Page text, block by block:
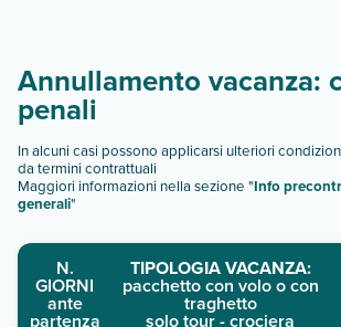
Annullamento vacanza:
penali
In alcuni casi possono applicarsi ulteriori
da termini contrattuali
Maggiori informazioni nella sezione "Info
generali"
N.
GIORNI
ante
partenza
TIPOLOGIA VACANZA:
pacchetto con volo o con
traghetto
solo tour - crociera